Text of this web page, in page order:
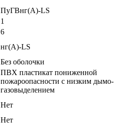
ПуГВнг(A)-LS
1
6
нг(A)-LS
Без оболочки
ПВХ пластикат пониженной
пожароопасности с низким дымо-
газовыделением
Нет
Нет